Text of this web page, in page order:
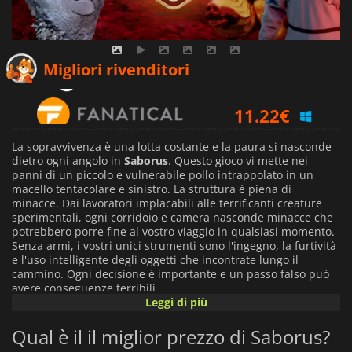
Migliori rivenditori
11.22€
14.99€
La sopravvivenza è una lotta costante e la paura si nasconde
dietro ogni angolo in Saborus. Questo gioco vi mette nei
panni di un piccolo e vulnerabile pollo intrappolato in un
macello tentacolare e sinistro. La struttura è piena di
minacce. Dai lavoratori implacabili alle terrificanti creature
sperimentali, ogni corridoio e camera nasconde minacce che
potrebbero porre fine al vostro viaggio in qualsiasi momento.
Senza armi, i vostri unici strumenti sono l'ingegno, la furtività
e l'uso intelligente degli oggetti che incontrate lungo il
cammino. Ogni decisione è importante e un passo falso può
avere conseguenze terribili.
mattatoio è pieno di enigmi intricati che mettono alla prova le
vostre capacità di risolvere i problemi. Interagisci con i
Leggi di più
Qual è il il miglior prezzo di Saborus?